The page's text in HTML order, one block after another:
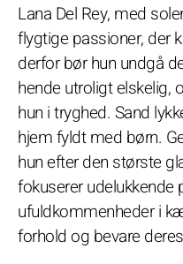
Lana Del Rey, med
flygtige passioner, der
derfor bør hun undgå
hende utroligt elskelig,
hun i tryghed. Sand
hjem fyldt med børn.
hun efter den største
fokuserer udelukkende
ufuldkommenheder i
forhold og bevare